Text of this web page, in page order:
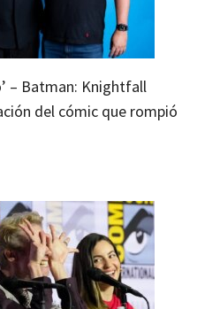
– Batman: Knightfall
del cómic que rompió